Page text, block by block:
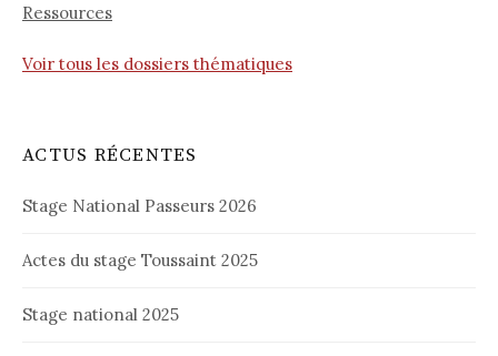
Ressources
Voir tous les dossiers thématiques
ACTUS RÉCENTES
Stage National Passeurs 2026
Actes du stage Toussaint 2025
Stage national 2025